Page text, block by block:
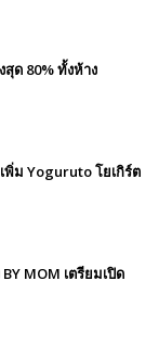
ด 80% ทั้งห้าง
พิ่ม Yoguruto โยเกิร์ต
MOM เตรียมเปิด